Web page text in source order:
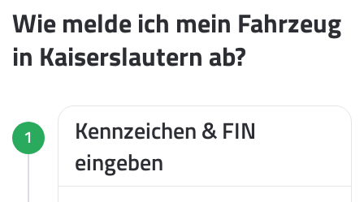
Wie melde ich mein Fahrzeug
in Kaiserslautern ab?
1
Kennzeichen & FIN
eingeben